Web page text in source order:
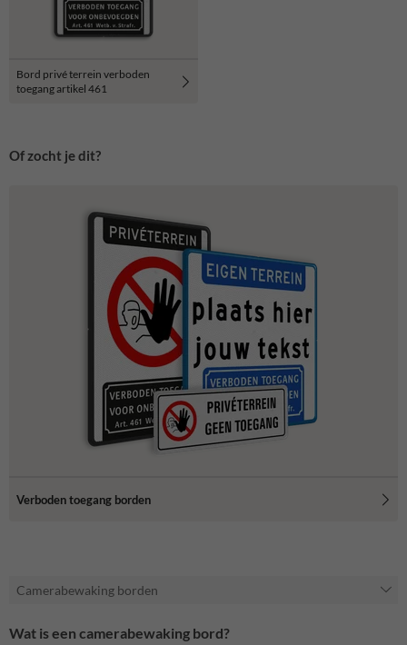
Bord privé terrein verboden
toegang artikel 461
Of zocht je dit?
Verboden toegang borden
Camerabewaking borden
Wat is een camerabewaking bord?